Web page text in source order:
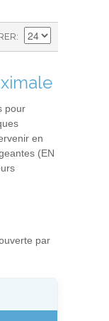
pour
en
(EN
par